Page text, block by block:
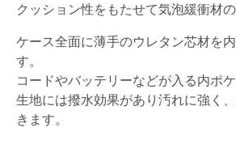
クッション性をもたせて気泡緩衝材の
ケース全面に薄手のウレタン芯材を
す。
コードやバッテリーなどが入る内ポケ
生地には撥水効果があり汚れに強く
きます。